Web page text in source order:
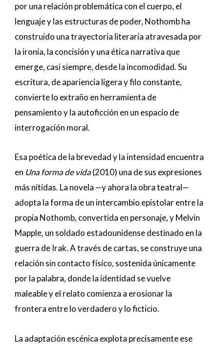
por una relación problemática con el cuerpo, el
lenguaje y las estructuras de poder, Nothomb ha
construido una trayectoria literaria atravesada por
la ironía, la concisión y una ética narrativa que
emerge, casi siempre, desde la incomodidad. Su
escritura, de apariencia ligera y filo constante,
convierte lo extraño en herramienta de
pensamiento y la autoficción en un espacio de
interrogación moral.
Esa poética de la brevedad y la intensidad encuentra
en Una forma de vida(2010) una de sus expresiones
más nítidas. La novela —y ahora la obra teatral—
adopta la forma de un intercambio epistolar entre la
propia Nothomb, convertida en personaje, y Melvin
Mapple, un soldado estadounidense destinado en la
guerra de Irak. A través de cartas, se construye una
relación sin contacto físico, sostenida únicamente
por la palabra, donde la identidad se vuelve
maleable y el relato comienza a erosionar la
frontera entre lo verdadero y lo ficticio.
La adaptación escénica explota precisamente ese